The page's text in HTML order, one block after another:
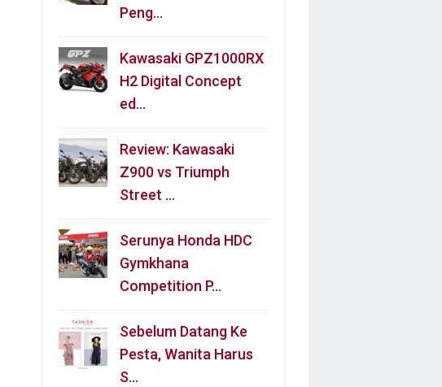
Peng…
Kawasaki GPZ1000RX
H2 Digital Concept
ed…
Review: Kawasaki
Z900 vs Triumph
Street …
Serunya Honda HDC
Gymkhana
Competition P…
Sebelum Datang Ke
Pesta, Wanita Harus
S…